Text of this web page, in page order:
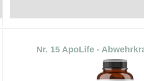
Nr. 15 ApoLife -